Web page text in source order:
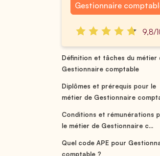
Gestionnaire
9,8/
Définition et tâches du métier
Gestionnaire comptable
Diplômes et prérequis pour le
métier de Gestionnaire
Conditions et rémunérations
le métier de Gestionnaire c...
Quel code APE pour
comptable ?